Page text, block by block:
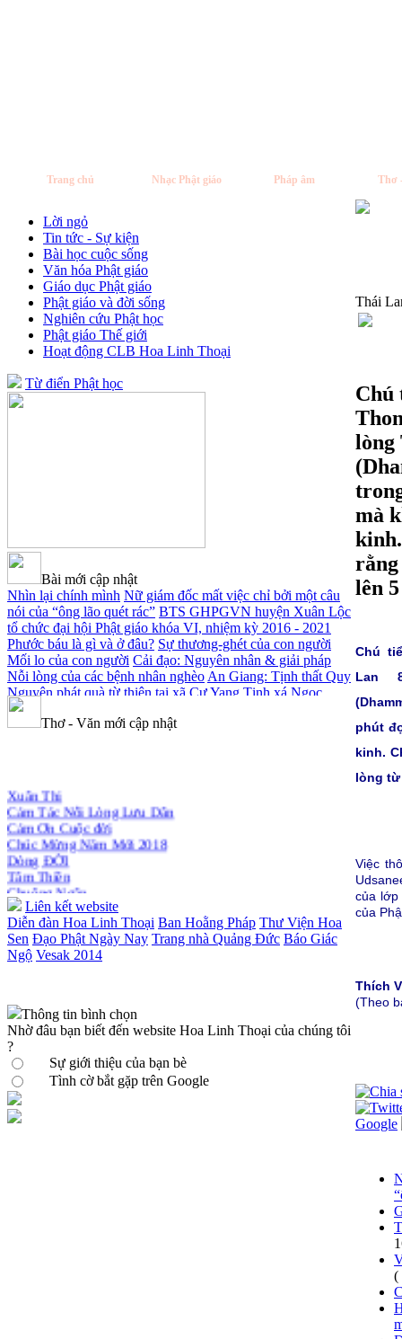
Trang chủ Nhạc Phật giáo Pháp âm Thơ
Lời ngỏ
Tin tức - Sự kiện
Bài học cuộc sống
Văn hóa Phật giáo
Giáo dục Phật giáo
Phật giáo và đời sống
Nghiên cứu Phật học
Phật giáo Thế giới
Hoạt động CLB Hoa Linh Thoại
Từ điển Phật học
Bài mới cập nhật
Nhìn lại chính mình Nữ giám đốc mất việc chỉ bởi một câu
nói của “ông lão quét rác” BTS GHPGVN huyện Xuân Lộc
tổ chức đại hội Phật giáo khóa VI, nhiệm kỳ 2016 - 2021
Phước báu là gì và ở đâu? Sự thương-ghét của con người
Mối lo của con người Cải đạo: Nguyên nhân & giải pháp
Nỗi lòng của các bệnh nhân nghèo An Giang: Tịnh thất Quy
Nguyên phát quà từ thiện tại xã Cư Yang Tịnh xá Ngọc
Đăng khai giảng Thiền dành cho Người bận rộn
Thơ - Văn mới cập nhật
Xuân Thi
Cảm Tác Nỗi Lòng Lưu Dân
Cảm Ơn Cuộc đời
Chúc Mừng Năm Mới 2018
Dòng ĐỜI
Tâm Thiền
Chuông Ngân
Kính mừng Phật Đản
Anh không chết đâu em
Kiếp này
Liên kết website
Diễn đàn Hoa Linh Thoại Ban Hoằng Pháp Thư Viện Hoa
Sen Đạo Phật Ngày Nay Trang nhà Quảng Đức Báo Giác
Ngộ Vesak 2014
Thông tin bình chọn
Nhờ đâu bạn biết đến website Hoa Linh Thoại của chúng tôi
?
Sự giới thiệu của bạn bè
Tình cờ bắt gặp trên Google
Thái
Chú
lòng
mà
lên
Chú
Lan
phút
kinh.
lòng
Việc
của lớp
của
Thích
(Theo
Google
(